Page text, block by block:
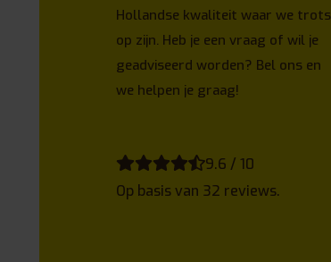
Hollandse kwaliteit waar we trots
op zijn. Heb je een vraag of wil je
geadviseerd worden? Bel ons en
we helpen je graag!
9.6 / 10
Op basis van 32 reviews.